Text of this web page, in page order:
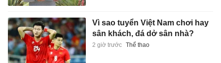
Vì sao tuyển Việt Nam chơi hay
sân khách, đá dở sân nhà?
2 giờ trước Thể thao